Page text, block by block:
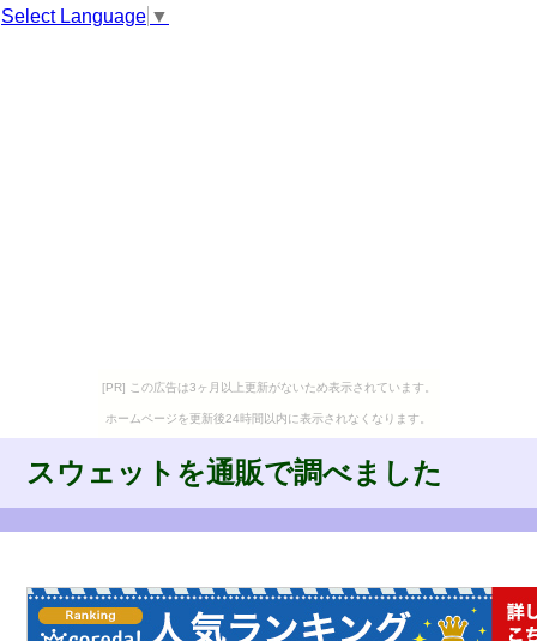
Select Language ▼
[PR] この広告は3ヶ月以上更新がないため表示されています。
ホームページを更新後24時間以内に表示されなくなります。
スウェットを通販で調べました